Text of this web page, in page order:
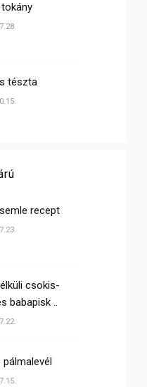
tészta
recept
csokis-
babapisk ..
pálmalevél